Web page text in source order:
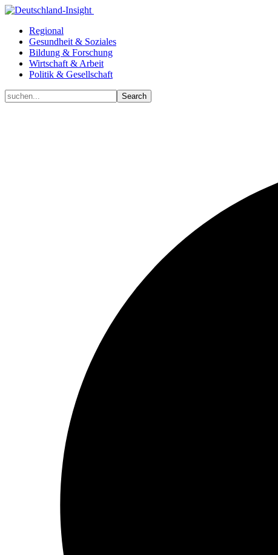
Regional
Gesundheit & Soziales
Bildung & Forschung
Wirtschaft & Arbeit
Politik & Gesellschaft